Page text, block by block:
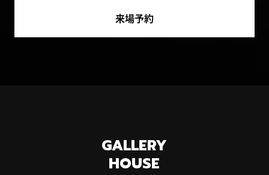
来場予約
GALLERY
HOUSE